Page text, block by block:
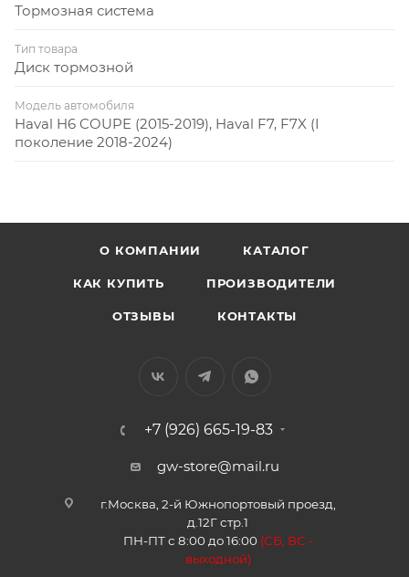
Тормозная система
Тип товара
Диск тормозной
Модель автомобиля
Haval H6 COUPE (2015-2019), Haval F7, F7X (I
поколение 2018-2024)
О КОМПАНИИ КАТАЛОГ
КАК КУПИТЬ ПРОИЗВОДИТЕЛИ
ОТЗЫВЫ КОНТАКТЫ
+7 (926) 665-19-83
gw-store@mail.ru
г.Москва, 2-й Южнопортовый проезд,
д.12Г стр.1
ПН-ПТ с 8:00 до 16:00 (СБ, ВС -
выходной)